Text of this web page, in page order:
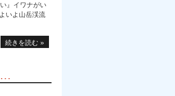
』イワナがい
いよ山岳渓流
続きを読む »